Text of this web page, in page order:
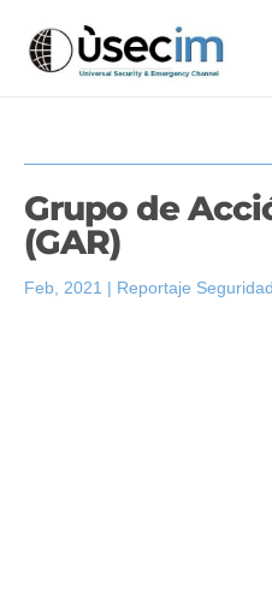
Grupo de
(GAR)
Feb, 2021 | Reportaje Seguridad